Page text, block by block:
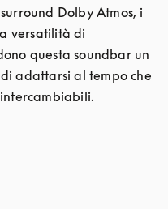
Dolby Atmos, i
versatilità di
questa soundbar un
adattarsi al tempo che